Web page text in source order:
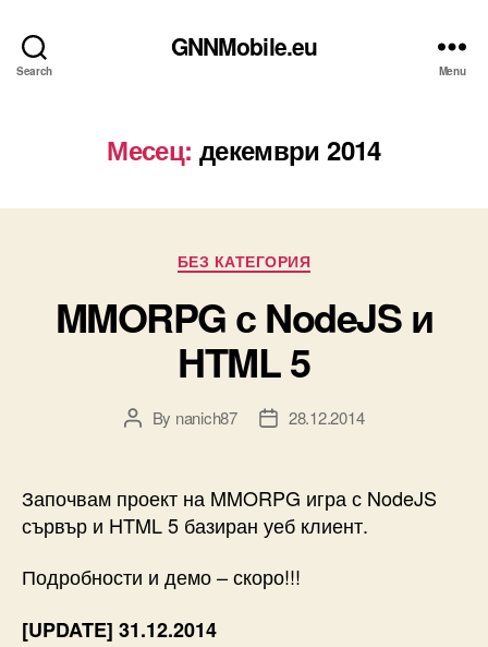
Search
GNNMobile.eu
Menu
Месец: декември 2014
Categories
БЕЗ КАТЕГОРИЯ
MMORPG с NodeJS и
HTML 5
PostBy nanich87
Post28.12.2014
Започвам проект на MMORPG игра с NodeJS
сървър и HTML 5 базиран уеб клиент.
Подробности и демо – скоро!!!
[UPDATE] 31.12.2014